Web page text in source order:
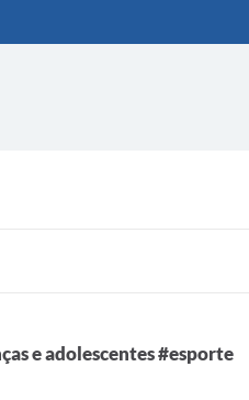
e adolescentes #esporte